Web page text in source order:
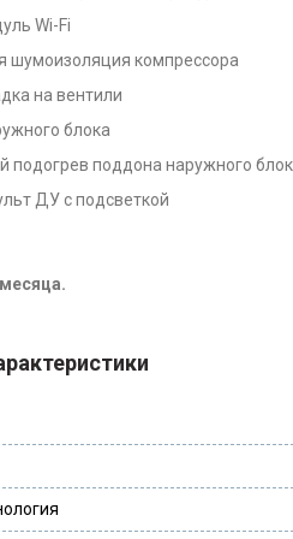
Wi-Fi
шумоизоляция компрессора
на вентили
блока
подогрев поддона наружного
ДУ с подсветкой
месяца.